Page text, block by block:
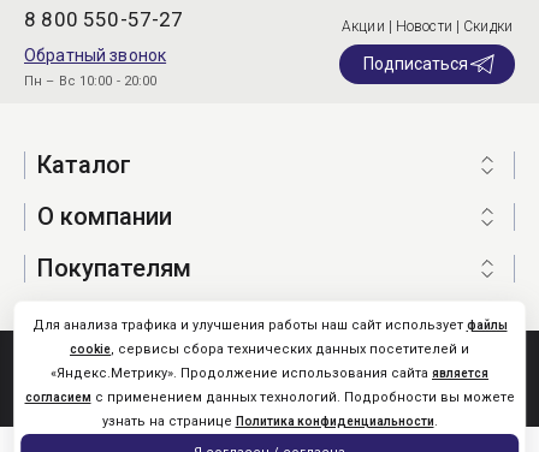
8 800 550-57-27
Обратный звонок
Пн – Вс 10:00 - 20:00
Акции | Новости | Скидки
Подписаться
Каталог
О компании
Покупателям
Nistone.Ru © 2026
Карта сайта
Для анализа трафика и улучшения работы наш сайт использует файлы
cookie, сервисы сбора технических данных посетителей и
«Яндекс.Метрику». Продолжение использования сайта является
согласием с применением данных технологий. Подробности вы можете
узнать на странице Политика конфиденциальности.